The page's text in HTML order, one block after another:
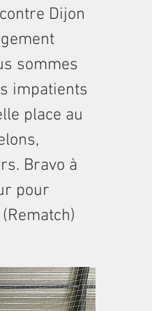
Dijon
sommes
impatients
place au
Bravo à
pour